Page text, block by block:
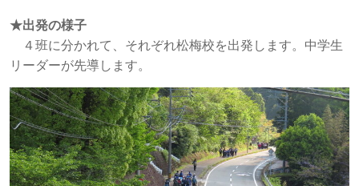
★出発の様子
４班に分かれて、それぞれ松梅校を出発します。中学生
リーダーが先導します。